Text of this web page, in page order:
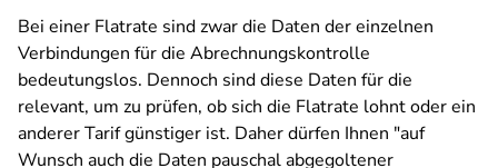
Bei einer Flatrate sind zwar die Daten der einzelnen
Verbindungen für die Abrechnungskontrolle
bedeutungslos. Dennoch sind diese Daten für die
relevant, um zu prüfen, ob sich die Flatrate lohnt oder ein
anderer Tarif günstiger ist. Daher dürfen Ihnen "auf
Wunsch auch die Daten pauschal abgegoltener